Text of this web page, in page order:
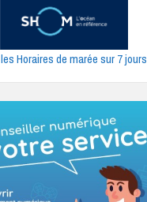
Horaires de marée sur 7 jours